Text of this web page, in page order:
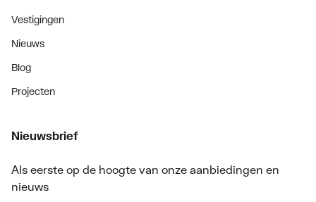
Vestigingen
Nieuws
Blog
Projecten
Nieuwsbrief
Als eerste op de hoogte van onze aanbiedingen en
nieuws